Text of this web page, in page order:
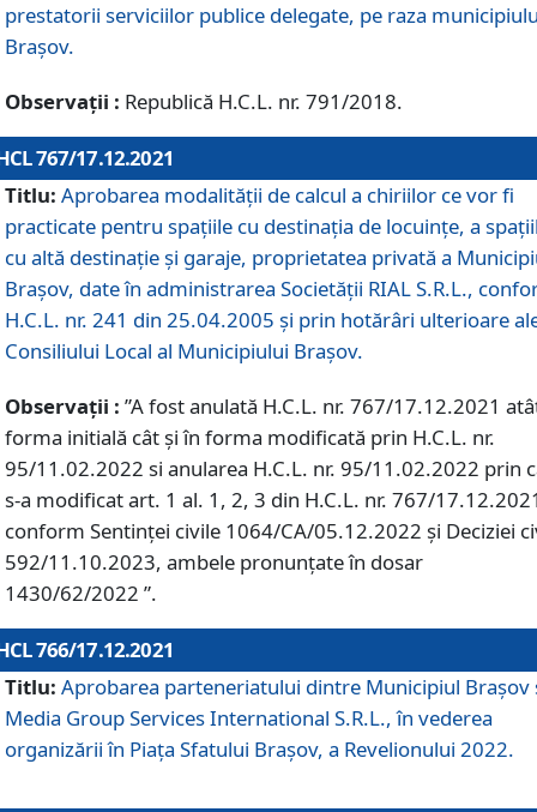
prestatorii serviciilor publice delegate, pe raza
Braşov.
Observații : Republică H.C.L. nr. 791/2018.
767/17.12.2021
Titlu: Aprobarea modalității de calcul a chiriilor ce vor fi
practicate pentru spaţiile cu destinaţia de locuinţe, a
cu altă destinaţie şi garaje, proprietatea privată a
Braşov, date în administrarea Societăţii RIAL S.R.L.,
H.C.L. nr. 241 din 25.04.2005 și prin hotărâri ulterioare
Consiliului Local al Municipiului Braşov.
Observații : ”A fost anulată H.C.L. nr. 767/17.12.2021
forma initială cât și în forma modificată prin H.C.L. nr.
95/11.02.2022 si anularea H.C.L. nr. 95/11.02.2022 prin
s-a modificat art. 1 al. 1, 2, 3 din H.C.L. nr. 767/
conform Sentinței civile 1064/CA/05.12.2022 și Deciziei
592/11.10.2023, ambele pronunțate în dosar
1430/62/2022 ”.
766/17.12.2021
Titlu: Aprobarea parteneriatului dintre Municipiul Brașov
Media Group Services International S.R.L., în vederea
organizării în Piața Sfatului Brașov, a Revelionului 2022.